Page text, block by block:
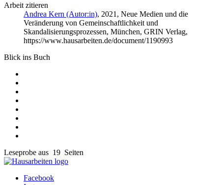
Arbeit zitieren
Andrea Kern (Autor:in), 2021, Neue Medien und die
Veränderung von Gemeinschaftlichkeit und
Skandalisierungsprozessen, München, GRIN Verlag,
https://www.hausarbeiten.de/document/1190993
Blick ins Buch
Leseprobe aus 19 Seiten
Facebook